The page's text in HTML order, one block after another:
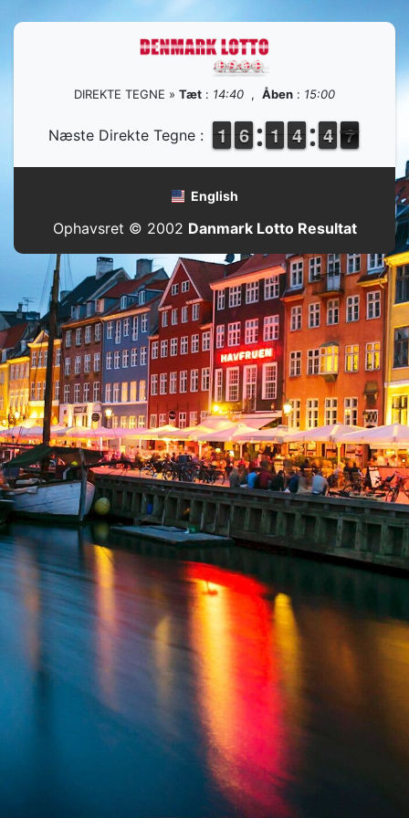
DIREKTE TEGNE » Tæt : 14:40 , Åben : 15:00
Næste Direkte Tegne : 1
1
1
1 5
5
6
6 1
1
1
1 3
3
4
4 5
4
4 7
6
6
English
Ophavsret © 2002 Danmark Lotto Resultat